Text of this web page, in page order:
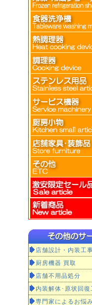
店舗設計・内装工
厨房機器 買取
店舗不用品処分
内装解体･原状回復
専門家によるお悩